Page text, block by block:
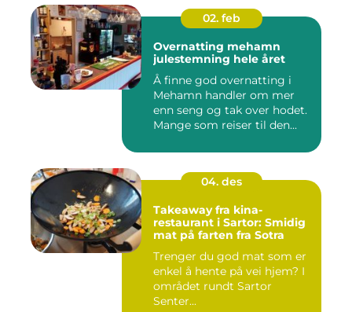
02. feb
Overnatting mehamn
julestemning hele året
Å finne god overnatting i
Mehamn handler om mer
enn seng og tak over hodet.
Mange som reiser til den...
04. des
Takeaway fra kina-
restaurant i Sartor: Smidig
mat på farten fra Sotra
Trenger du god mat som er
enkel å hente på vei hjem? I
området rundt Sartor
Senter...